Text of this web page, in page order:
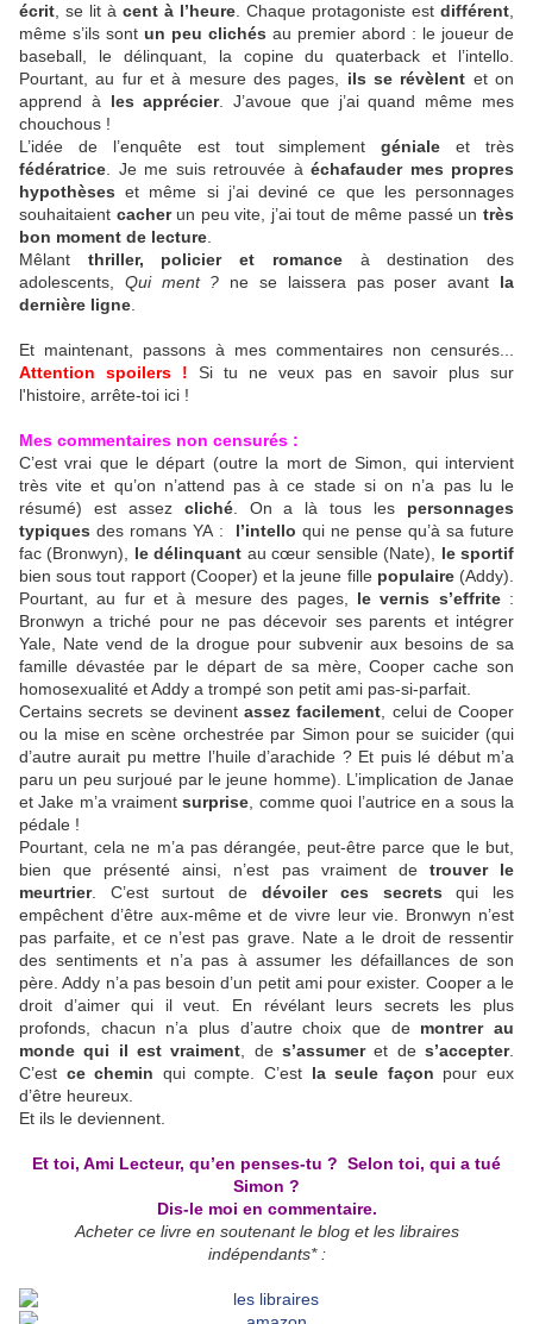
écrit , se lit à cent à l’heure . Chaque protagoniste est différent
même s’ils sont un peu clichés au premier abord : le joueur de
baseball, le délinquant, la copine du quaterback et l’intello.
Pourtant, au fur et à mesure des pages, ils se révèlent et on
apprend à les apprécier. J’avoue que j’ai quand même mes
chouchous !
L’idée de l’enquête est tout simplementgéniale et très
fédératrice . Je me suis retrouvée à échafauder mes propres
hypothèses et même si j’ai deviné ce que les personnages
souhaitaient cacherun peu vite, j’ai tout de même passé untrès
bon moment de lecture
Mêlant thriller, policier et romanceà destination des
adolescents, Qui ment ? ne se laissera pas poser avant la
dernière ligne
Et maintenant, passons à mes commentaires non censurés...
Attention spoilers ! Si tu ne veux pas en savoir plus sur
l'histoire, arrête-toi ici !
Mes commentaires non censurés :
C’est vrai que le départ (outre la mort de Simon, qui intervient
très vite et qu’on n’attend pas à ce stade si on n’a pas lu le
résumé) est assez cliché. On a là tous les personnages
typiques des romans YA : l’intello qui ne pense qu’à sa future
fac (Bronwyn), le délinquant au cœur sensible (Nate), le sportif
bien sous tout rapport (Cooper) et la jeune fille populaire(Addy).
Pourtant, au fur et à mesure des pages, le vernis s’effrite:
Bronwyn a triché pour ne pas décevoir ses parents et intégrer
Yale, Nate vend de la drogue pour subvenir aux besoins de sa
famille dévastée par le départ de sa mère, Cooper cache son
homosexualité et Addy a trompé son petit ami pas-si-parfait.
Certains secrets se devinent assez facilement , celui de Cooper
ou la mise en scène orchestrée par Simon pour se suicider (qui
d’autre aurait pu mettre l’huile d’arachide ? Et puis lé début m’a
paru un peu surjoué par le jeune homme). L’implication de Janae
et Jake m’a vraimentsurprise , comme quoi l’autrice en a sous la
pédale !
Pourtant, cela ne m’a pas dérangée, peut-être parce que le but,
bien que présenté ainsi, n’est pas vraiment de trouver le
meurtrier. C’est surtout de dévoiler ces secrets qui les
empêchent d’être aux-même et de vivre leur vie. Bronwyn n’est
pas parfaite, et ce n’est pas grave. Nate a le droit de ressentir
des sentiments et n’a pas à assumer les défaillances de son
père. Addy n’a pas besoin d’un petit ami pour exister. Cooper a le
droit d’aimer qui il veut. En révélant leurs secrets les plus
profonds, chacun n’a plus d’autre choix que de montrer au
monde qui il est vraiment , des’assumeret des’accepter.
C’est ce chemin qui compte. C’est la seule façon pour eux
d’être heureux.
Et ils le deviennent.
Et toi, Ami Lecteur, qu’en penses-tu ? Selon toi, qui a tué
Simon ?
Dis-le moi en commentaire.
Acheter ce livre en soutenant le blog et les libraires
indépendants* :